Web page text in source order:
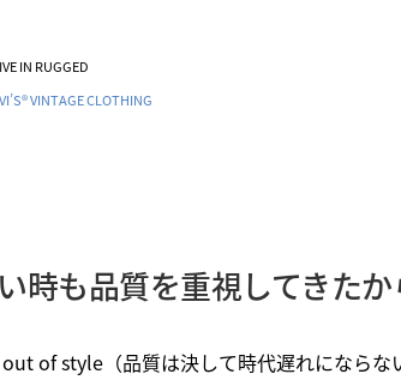
IN RUGGED
VINTAGE CLOTHING
時も品質を重視してきた
of style（品質は決して時代遅れになら